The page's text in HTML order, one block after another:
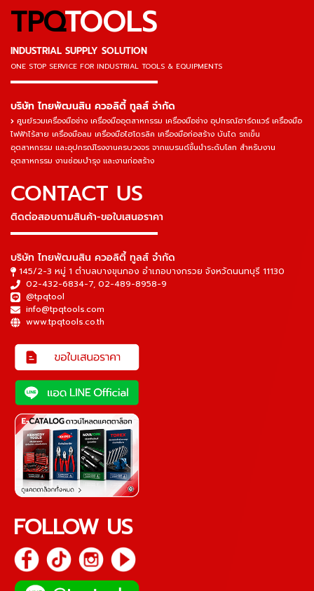
TPQTOOLS
INDUSTRIAL SUPPLY SOLUTION
ONE STOP SERVICE FOR INDUSTRIAL TOOLS & EQUIPMENTS
▬▬▬▬▬▬▬▬▬▬▬▬▬▬▬
บริษัท ไทยพัฒนสิน ควอลิตี้ ทูลส์ จำกัด
ศูนย์รวมเครื่องมือช่าง เครื่องมืออุตสาหกรรม เครื่องมือช่าง อุปกรณ์ฮาร์ดแวร์ เครื่องมือ
ไฟฟ้าไร้สาย เครื่องมือลม เครื่องมือไฮโดรลิค เครื่องมือก่อสร้าง บันได รถเข็น
อุตสาหกรรม และอุปกรณ์โรงงานครบวงจร จากแบรนด์ชั้นนำระดับโลก สำหรับงาน
อุตสาหกรรม งานซ่อมบำรุง และงานก่อสร้าง
CONTACT US
ติดต่อสอบถามสินค้า-ขอใบเสนอราคา
▬▬▬▬▬▬▬▬▬▬▬▬▬▬▬
บริษัท ไทยพัฒนสิน ควอลิตี้ ทูลส์ จำกัด
145/2-3 หมู่ 1 ตำบลบางขุนกอง อำเภอบางกรวย จังหวัดนนทบุรี 11130
02-432-6834-7, 02-489-8958-9
@tpqtool
info@tpqtools.com
www.tpqtools.co.th
FOLLOW US